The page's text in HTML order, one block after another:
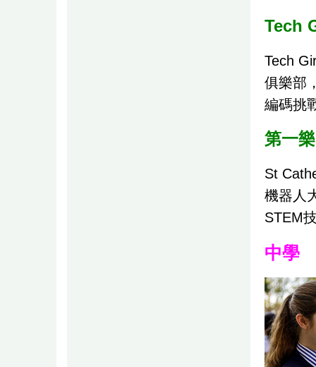
Tech
Tech
俱樂部
編碼挑
第一
St
機器人
STEM
中學